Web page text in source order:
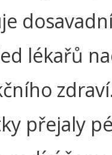
lékařů
přejaly